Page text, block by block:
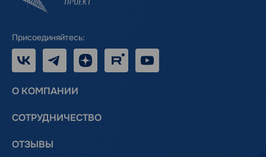
Присоединяйтесь:
VK TelegramДзен RUTUBE
О КОМПАНИИ
СОТРУДНИЧЕСТВО
ОТЗЫВЫ